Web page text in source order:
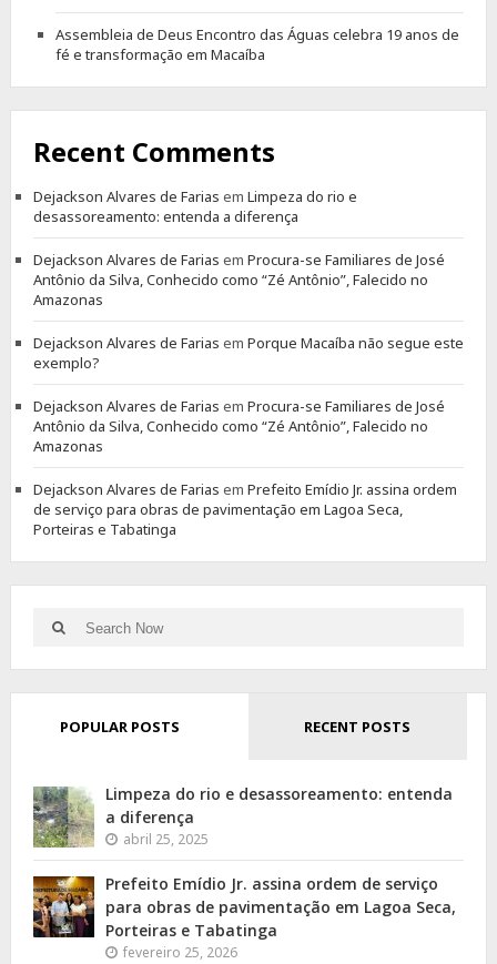
Assembleia de Deus Encontro das Águas celebra 19 anos de
fé e transformação em Macaíba
Recent Comments
Dejackson Alvares de Farias em Limpeza do rio e
desassoreamento: entenda a diferença
Dejackson Alvares de Farias em Procura-se Familiares de José
Antônio da Silva, Conhecido como “Zé Antônio”, Falecido no
Amazonas
Dejackson Alvares de Farias em Porque Macaíba não segue este
exemplo?
Dejackson Alvares de Farias em Procura-se Familiares de José
Antônio da Silva, Conhecido como “Zé Antônio”, Falecido no
Amazonas
Dejackson Alvares de Farias em Prefeito Emídio Jr. assina ordem
de serviço para obras de pavimentação em Lagoa Seca,
Porteiras e Tabatinga
Search
for:
Search
POPULAR POSTS RECENT POSTS
Limpeza do rio e desassoreamento: entenda
a diferença
abril 25, 2025
Prefeito Emídio Jr. assina ordem de serviço
para obras de pavimentação em Lagoa Seca,
Porteiras e Tabatinga
fevereiro 25, 2026